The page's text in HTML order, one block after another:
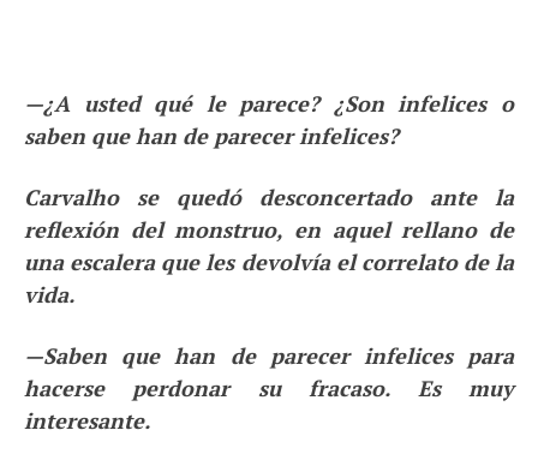
—¿A usted qué le parece? ¿Son infelices o
saben que han de parecer infelices?
Carvalho se quedó desconcertado ante la
reflexión del monstruo, en aquel rellano de
una escalera que les devolvía el correlato de la
vida.
—Saben que han de parecer infelices para
hacerse perdonar su fracaso. Es muy
interesante.